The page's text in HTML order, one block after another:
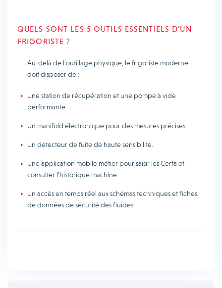
QUELS SONT LES 5 OUTILS ESSENTIELS D’UN
FRIGORISTE ?
Au-delà de l’outillage physique, le frigoriste moderne
doit disposer de :
Une station de récupération et une pompe à vide
performante.
Un manifold électronique pour des mesures précises.
Un détecteur de fuite de haute sensibilité.
Une application mobile métier pour saisir les Cerfa et
consulter l’historique machine.
Un accès en temps réel aux schémas techniques et fiches
de données de sécurité des fluides.